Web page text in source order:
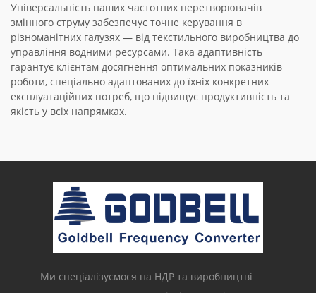
Універсальність наших частотних перетворювачів
змінного струму забезпечує точне керування в
різноманітних галузях — від текстильного виробництва до
управління водними ресурсами. Така адаптивність
гарантує клієнтам досягнення оптимальних показників
роботи, спеціально адаптованих до їхніх конкретних
експлуатаційних потреб, що підвищує продуктивність та
якість у всіх напрямках.
Ми спеціалізуємося на НДР та виробництві